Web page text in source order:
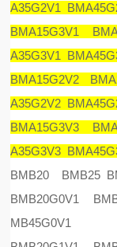
A35G2V1
BMA15G3V1
A35G3V1
BMA15G2V2
A35G2V2
BMA15G3V3
A35G3V3
BMB20 BMB25
BMB20G0V1
MB45G0V1